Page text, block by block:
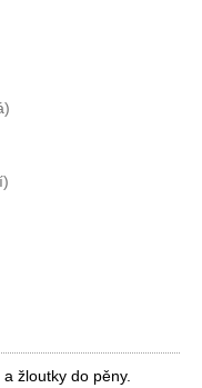
žloutky do pěny.